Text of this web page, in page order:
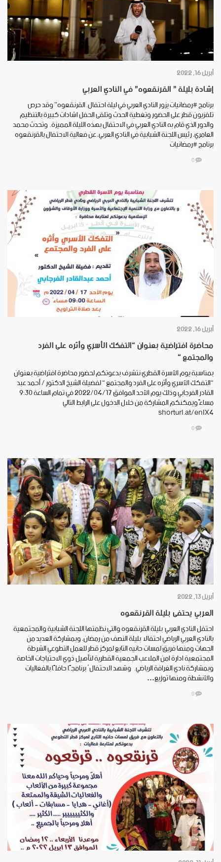
أبريل 16, 2022
إشادة بليلة ” القرنقعوه” في النادي العربي
برنامج ⁧‫#رمضانيات‬⁩ يزور النادي العربي في ليلة احتفال. القرنقعوه” وقد حرص
تلفزيون قطر على الحضور وتغطية الحدث وتلقى الحفل اشادات كبيرة بالتنظيم
والدور الذي قام به النادي العربي في الاحتفال بهذه الليلة المميزة. ‏‬⁩ وتحدث محمد
العامري، رئيس اللجنة الشبابية في النادي العربي، عن فعالية الاحتفال بالقرنقعوه
‏برنامج ⁧‫#رمضانيات‬⁩
0
أبريل 16, 2022
محاضرة افتراضية بعنوان “التفكك الأسري وأثره على الفرد
والمجتمع “
بمناسبة يوم الأسرة القطري نتشرف بدعوتكم لحضور محاضرة افتراضية بعنوان
“التفكك الأسري وأثره على الفرد والمجتمع “ لفضيلة الشيخ الدكتور / أحمد عبد
القادر الفرجابي وذلك يوم الأحد الموافق 2022/04/17 في تمام الساعة 9:30
مساءً ويمكنكم المشاركة من خلال الدخول على الرابط التالي
shorturl.at/enIX4
0
أبريل 13, 2022
العربي يحتفى بليلة القرنقعوه
احتفل النادي العربي بليلة القرنقعوه والتي نظمتها اللجنة الشبابية والمجتمعية
بالنادي العربي الرياضي احتفالا بليلة النصف من رمضان، وبمشاركة العديد من
الجهات ومنها فريق لمسات حانيه التابع لمركز قطر للعمل التطوعي الشرطة
المجتمعية ادارة امن الملاعب الجمعية القطرية لتأهيل ذوي الاحتياجات الخاصة
وبمشاركة نادي الغرافة الرياضي. وشهد الاحتفالُ برنامجًا حافلًا بالفعاليات
والأنشطة ومنها توزيع…
0